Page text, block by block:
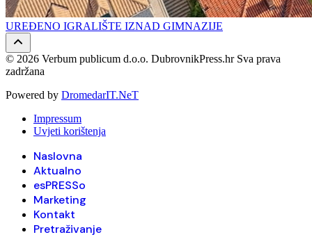
UREĐENO IGRALIŠTE IZNAD GIMNAZIJE
© 2026 Verbum publicum d.o.o. DubrovnikPress.hr Sva prava
zadržana
Powered by DromedarIT.NeT
Impressum
Uvjeti korištenja
Naslovna
Aktualno
esPRESSo
Marketing
Kontakt
Pretraživanje